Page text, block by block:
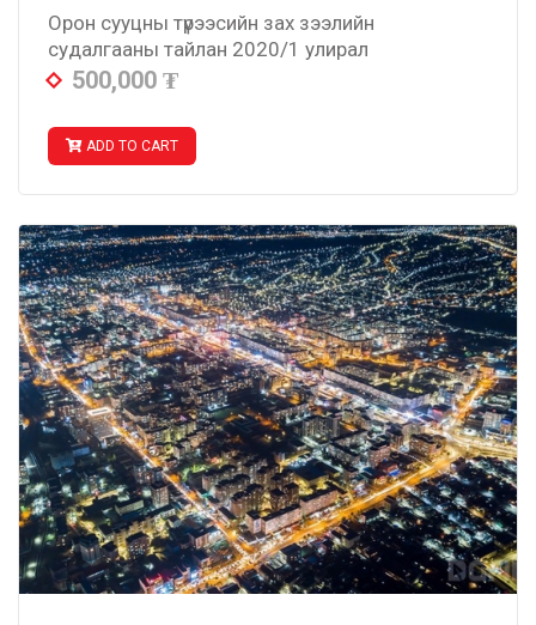
Орон сууцны түрээсийн зах зээлийн
судалгааны тайлан 2020/1 улирал
500,000 ₮
ADD TO CART